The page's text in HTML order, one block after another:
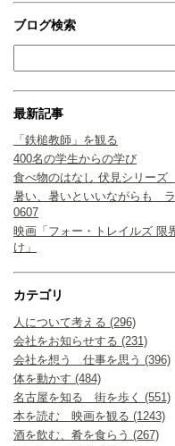
ブログ検索
最新記事
「鉄槌教師」を観る
400名の学生からの学び
食べ物のはなし 伏見シリー
暑い、暑いといいながらも
0607
映画「フォー・トレイルズ 限
け」
カテゴリ
人について考える (296)
会社をお知らせする (231)
会社を想う 仕事を思う (396)
体を動かす (484)
名古屋を知る 街を歩く (551)
本を読む 映画を観る (1243)
酒を飲む、肴を食らう (267)